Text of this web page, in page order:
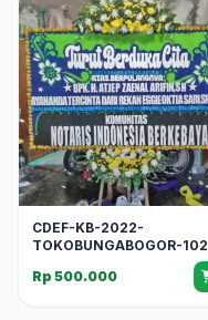
CDEF-KB-2022-
TOKOBUNGABOGOR-102
Rp 500.000